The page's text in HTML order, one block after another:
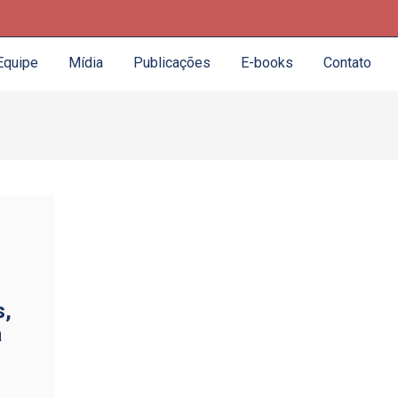
Mídia Publicações E-books Contato